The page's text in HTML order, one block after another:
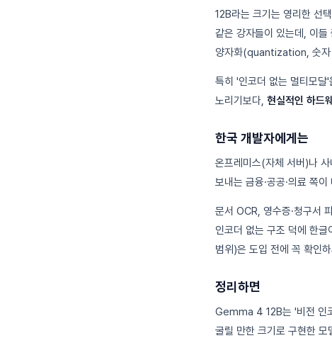
12B라는 크기는 영리한
같은 강자들이 있는데, 이
양자화(quantization, 숫자
특히 '인코더 없는 멀티모달
노리기보다, 현실적인 하드
한국 개발자에게는
온프레미스(자체 서버)나
보내는 금융·공공·의료 쪽
문서 OCR, 영수증·청구서
인코더 없는 구조 덕에 한
범위)은 도입 전에 꼭 확인
정리하면
Gemma 4 12B는 '비전 인
굴릴 만한 크기로 구현한 모